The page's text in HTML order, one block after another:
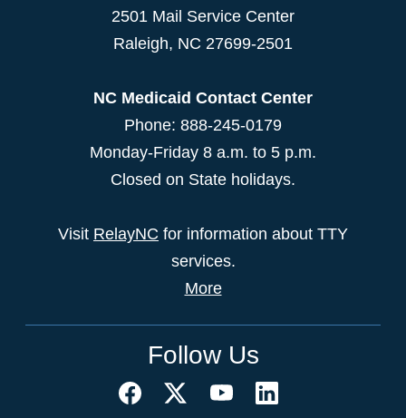
2501 Mail Service Center
Raleigh, NC 27699-2501
NC Medicaid Contact Center
Phone: 888-245-0179
Monday-Friday 8 a.m. to 5 p.m.
Closed on State holidays.
Visit RelayNC for information about TTY
services.
More
Follow Us